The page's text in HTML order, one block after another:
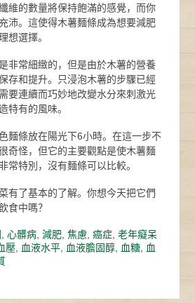
維的數量將保持飽滿的感覺，而你
沛。這使得木薯麵條成為想要減肥
想選擇。
非常細緻的，但是由於木薯的營養
存和提升。只浸泡木薯的步驟已經
要連續而巧妙地改變水分來刺激光
特有的風味。
麵條放在陽光下6小時。在這一步不
奇怪，但它的主要觀點是使木薯麵
常特別，沒有麵條可以比較。
有了基本的了解。你想今天把它們
食中嗎？
,心髒病,減肥,焦慮,癌症,老年癡呆
壓, 血液水平, 血液膽固醇, 血糖, 血